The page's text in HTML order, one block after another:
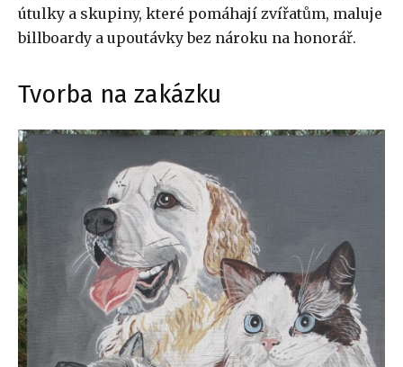
útulky a skupiny, které pomáhají zvířatům, maluje
billboardy a upoutávky bez nároku na honorář.
Tvorba na zakázku